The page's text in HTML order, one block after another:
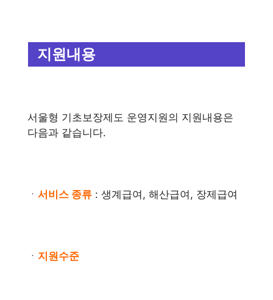
지원내용
서울형 기초보장제도 운영지원의 지원내용은
다음과 같습니다.
ㆍ 서비스 종류 : 생계급여, 해산급여, 장제급여
ㆍ 지원수준